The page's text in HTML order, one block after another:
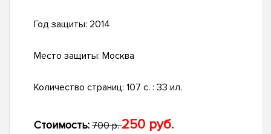
Год защиты: 2014
Место защиты: Москва
Количество страниц: 107 с. : 33 ил.
Стоимость: 700 р.250 руб.